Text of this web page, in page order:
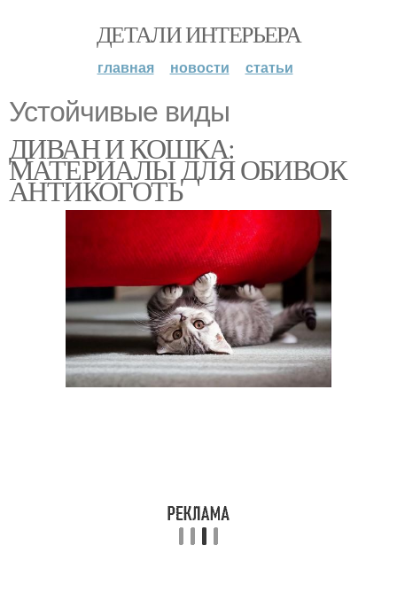
ДЕТАЛИ ИНТЕРЬЕРА
главная новости статьи
Устойчивые виды
ДИВАН И КОШКА:
МАТЕРИАЛЫ ДЛЯ ОБИВОК
АНТИКОГОТЬ